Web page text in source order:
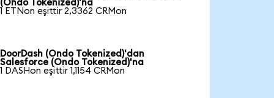
(Ondo Tokenized)'na
1 ETNon eşittir 2,3362 CRMon
DoorDash (Ondo Tokenized)'dan
Salesforce (Ondo Tokenized)'na
1 DASHon eşittir 1,1154 CRMon